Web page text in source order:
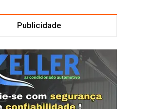
Publicidade